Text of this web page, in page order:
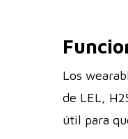
Los
de LEL,
útil para